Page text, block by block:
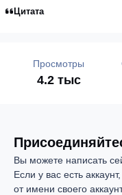
Цитата
Просмотры
4.2 тыс
Вы можете написать
Если у вас есть аккаунт,
от имени своего